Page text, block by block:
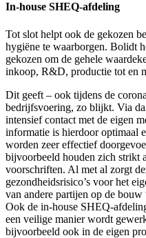
In-house SHEQ-afdeling
Tot slot helpt ook de gekozen
hygiëne te waarborgen. Bolidt
gekozen om de gehele
inkoop, R&D, productie tot en
Dit geeft – ook tijdens de
bedrijfsvoering, zo blijkt. Via
intensief contact met de eigen
informatie is hierdoor optimaal
worden zeer effectief
bijvoorbeeld houden zich strikt
voorschriften. Al met al zorgt
gezondheidsrisico’s voor het
van andere partijen op de
Ook de in-house SHEQ-
een veilige manier wordt
bijvoorbeeld ook in de eigen